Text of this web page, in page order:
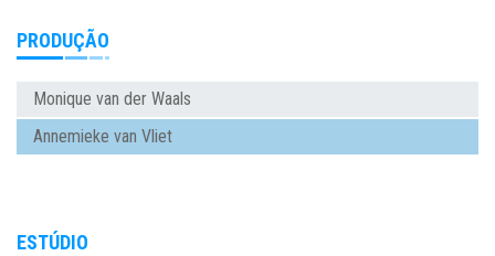
PRODUÇÃO
Monique van der Waals
Annemieke van Vliet
ESTÚDIO